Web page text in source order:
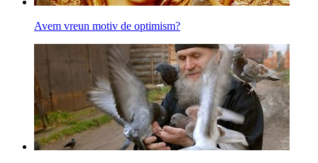
Avem vreun motiv de optimism?